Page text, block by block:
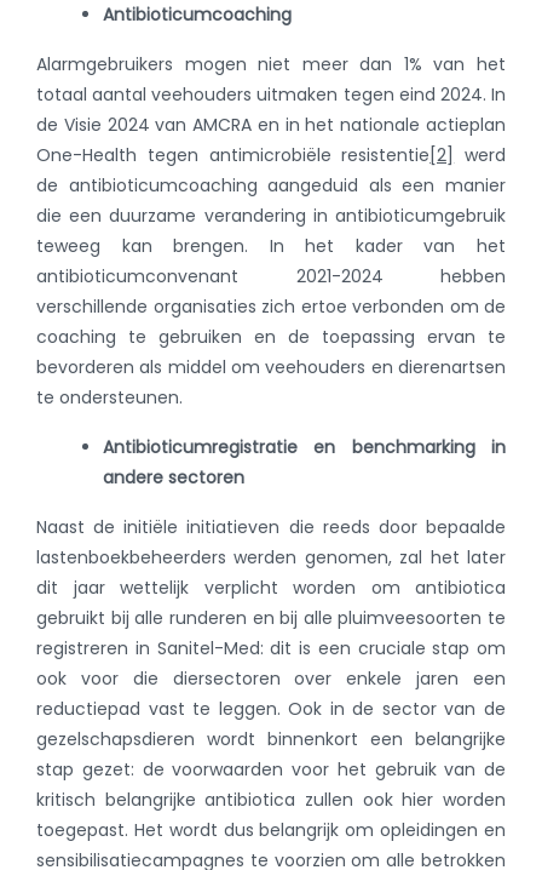
Antibioticumcoaching
Alarmgebruikers mogen niet meer dan 1% van het
totaal aantal veehouders uitmaken tegen eind 2024. In
de Visie 2024 van AMCRA en in het nationale actieplan
One-Health tegen antimicrobiële resistentie [2] werd
de antibioticumcoaching aangeduid als een manier
die een duurzame verandering in antibioticumgebruik
teweeg kan brengen. In het kader van het
antibioticumconvenant 2021-2024 hebben
verschillende organisaties zich ertoe verbonden om de
coaching te gebruiken en de toepassing ervan te
bevorderen als middel om veehouders en dierenartsen
te ondersteunen.
Antibioticumregistratie en benchmarking in
andere sectoren
Naast de initiële initiatieven die reeds door bepaalde
lastenboekbeheerders werden genomen, zal het later
dit jaar wettelijk verplicht worden om antibiotica
gebruikt bij alle runderen en bij alle pluimveesoorten te
registreren in Sanitel-Med: dit is een cruciale stap om
ook voor die diersectoren over enkele jaren een
reductiepad vast te leggen. Ook in de sector van de
gezelschapsdieren wordt binnenkort een belangrijke
stap gezet: de voorwaarden voor het gebruik van de
kritisch belangrijke antibiotica zullen ook hier worden
toegepast. Het wordt dus belangrijk om opleidingen en
sensibilisatiecampagnes te voorzien om alle betrokken